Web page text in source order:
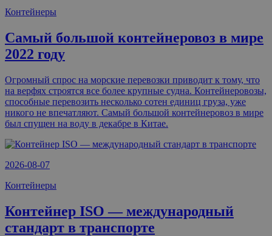
Контейнеры
Cамый большой контейнеровоз в мире
2022 году
Огромный спрос на морские перевозки приводит к тому, что
на верфях строятся все более крупные судна. Контейнеровозы,
способные перевозить несколько сотен единиц груза, уже
никого не впечатляют. Cамый большой контейнеровоз в мире
был спущен на воду в декабре в Китае.
2026-08-07
Контейнеры
Контейнер ISO — международный
стандарт в транспорте